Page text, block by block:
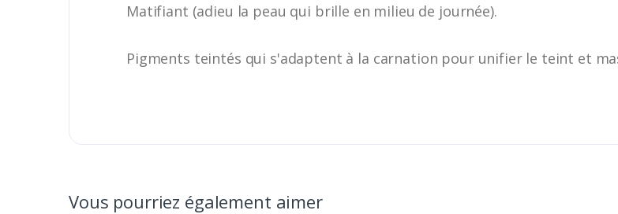
Matifiant (adieu la peau qui brille en milieu de journée).
Pigments teintés qui s'adaptent à la carnation pour unifier le teint et
Vous pourriez également aimer